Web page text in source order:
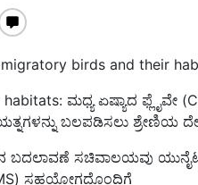
birds and their
ಮಧ್ಯ ಏಷ್ಯಾದ ಫ್ಲೈವೇ
ಬಲಪಡಿಸಲು ಶ್ರೇಣಿಯ
ಬದಲಾವಣೆ ಸಚಿವಾಲಯವು
ಸಹಯೋಗದೊಂದಿಗೆ